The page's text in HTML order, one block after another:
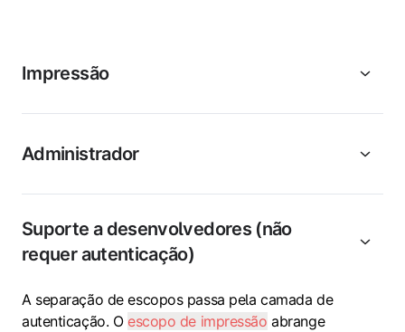
Impressão
Administrador
Suporte a desenvolvedores (não
requer autenticação)
A separação de escopos passa pela camada de
autenticação. O escopo de impressão abrange